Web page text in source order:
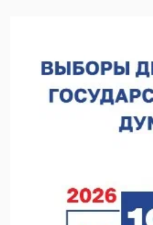
06.08.2026 15:26
Видели ночь, бежали всю
набережной прошел
Нижегородские хирурги
операцию на щитовидной